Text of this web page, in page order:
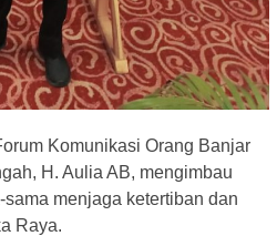
Komunikasi Orang Banjar
H. Aulia AB, mengimbau
menjaga ketertiban dan
Raya.